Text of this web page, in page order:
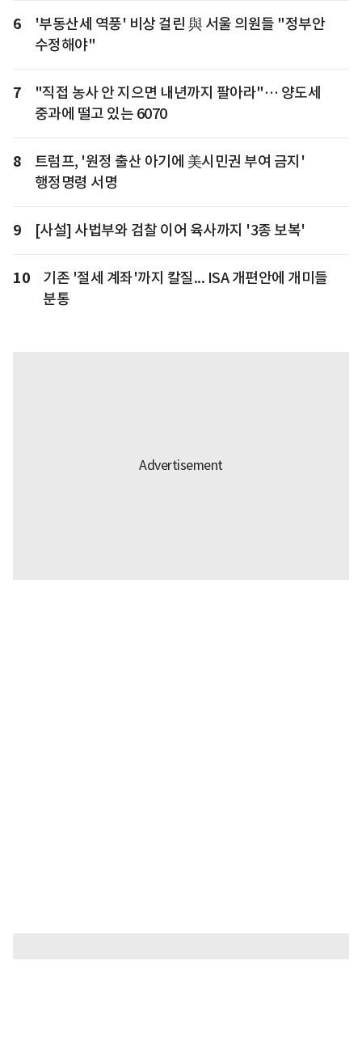
6
'부동산세 역풍' 비상 걸린 與 서울 의원들 "정부안
수정해야"
7
"직접 농사 안 지으면 내년까지 팔아라"… 양도세
중과에 떨고 있는 6070
8
트럼프, '원정 출산 아기에 美시민권 부여 금지'
행정명령 서명
9 [사설] 사법부와 검찰 이어 육사까지 '3종 보복'
10
기존 '절세 계좌'까지 칼질... ISA 개편안에 개미들
분통